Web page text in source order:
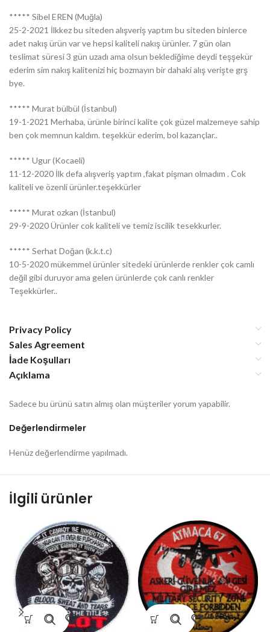
***** Sibel EREN (Muğla)
25-2-2021 İlkkez bu siteden alışveriş yaptım bu siteden binlerce
adet nakış ürün var ve hepsi kaliteli nakış ürünler. 7 gün olan
teslimat süresi 3 gün uzadı ama olsun beklediğime deydi teşşekür
ederim sim nakış kalitenizi hiç bozmayın bir dahaki alış verişte grş
bye.
***** Murat bülbül (İstanbul)
19-1-2021 Merhaba, ürünle birinci kalite çok güzel malzemeye sahip
ben çok memnun kaldım. teşekkür ederim, bol kazançlar..
***** Ugur (Kocaeli)
11-12-2020 İlk defa alışveriş yaptım ,fakat pişman olmadım . Cok
kaliteli ve özenli ürünler.teşekkürler
***** Murat ozkan (İstanbul)
29-9-2020 Ürünler cok kaliteli ve temiz iscilik tesekkurler.
***** Serhat Doğan (k.k.t.c)
10-5-2020 mükemmel ürünler sitedeki ürünlerde renkler çok camlı
değil gibi duruyor ama gelen ürünlerde çok canlı renkler
Teşekkürler..
Privacy Policy
Sales Agreement
İade Koşulları
Açıklama
Değerlendirmeler
Henüz değerlendirme yapılmadı.
Sadece bu ürünü satın almış olan müşteriler yorum yapabilir.
İlgili ürünler